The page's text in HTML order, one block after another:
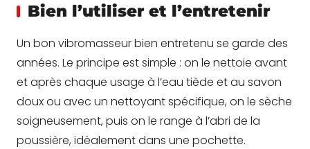
Bien l’utiliser et l’entretenir
Un bon vibromasseur bien entretenu se garde des
années. Le principe est simple : on le nettoie avant
et après chaque usage à l’eau tiède et au savon
doux ou avec un nettoyant spécifique, on le sèche
soigneusement, puis on le range à l’abri de la
poussière, idéalement dans une pochette.